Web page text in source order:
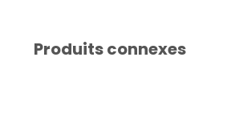
Produits connexes